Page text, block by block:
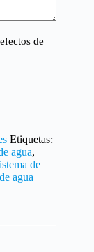
de
Etiquetas:
agua,
de
agua